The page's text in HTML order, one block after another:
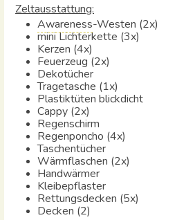
Zeltausstattung:
Awareness-Westen (2x)
mini Lichterkette (3x)
Kerzen (4x)
Feuerzeug (2x)
Dekotücher
Tragetasche (1x)
Plastiktüten blickdicht
Cappy (2x)
Regenschirm
Regenponcho (4x)
Taschentücher
Wärmflaschen (2x)
Handwärmer
Kleibepflaster
Rettungsdecken (5x)
Decken (2)